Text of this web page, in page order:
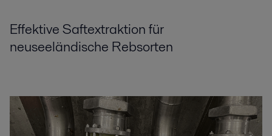
Effektive Saftextraktion für
neuseeländische Rebsorten